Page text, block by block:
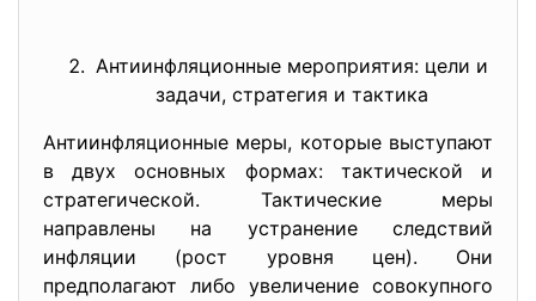
Антиинфляционные мероприятия: цели и
задачи, стратегия и тактика
Антиинфляционные меры, которые выступают
в двух основных формах: тактической и
стратегической. Тактические меры
направлены на устранение следствий
инфляции (рост уровня цен). Они
предполагают либо увеличение совокупного